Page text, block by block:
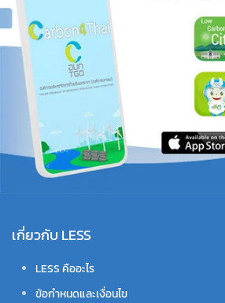
เกี่ยวกับ LESS
LESS คืออะไร
ข้อกำหนดและเงื่อนไข